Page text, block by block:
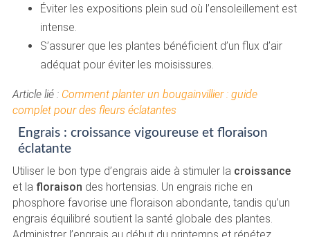
Éviter les expositions plein sud où l’ensoleillement est
intense.
S’assurer que les plantes bénéficient d’un flux d’air
adéquat pour éviter les moisissures.
Article lié : Comment planter un bougainvillier : guide
complet pour des fleurs éclatantes
Engrais : croissance vigoureuse et floraison
éclatante
Utiliser le bon type d’engrais aide à stimuler la croissance
et la floraison des hortensias. Un engrais riche en
phosphore favorise une floraison abondante, tandis qu’un
engrais équilibré soutient la santé globale des plantes.
Administrer l’engrais au début du printemps et répétez